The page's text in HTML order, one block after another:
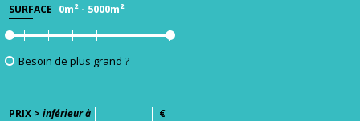
SURFACE 0m² - 5000m²
Besoin de plus grand ?
PRIX > inférieur à €